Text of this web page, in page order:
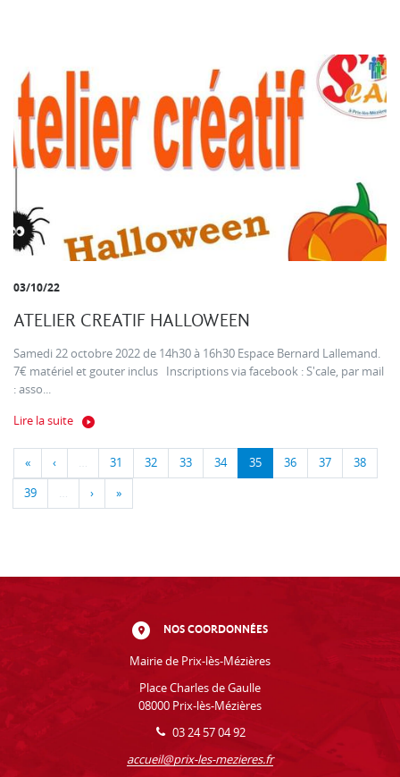
03/10/22
ATELIER CREATIF HALLOWEEN
Samedi 22 octobre 2022 de 14h30 à 16h30 Espace Bernard Lallemand.
7€ matériel et gouter inclus Inscriptions via facebook : S'cale, par mail
: asso...
Lire la suite
« ‹ … 31 32 33 34 35 36 37 38
39 … › »
NOS COORDONNÉES
Mairie de Prix-lès-Mézières
Place Charles de Gaulle
08000 Prix-lès-Mézières
03 24 57 04 92
accueil@prix-les-mezieres.fr